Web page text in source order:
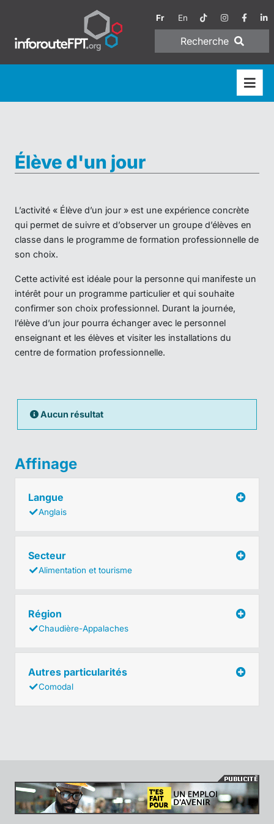
Fr En
Recherche
Élève d'un jour
L’activité « Élève d’un jour » est une expérience concrète
qui permet de suivre et d’observer un groupe d’élèves en
classe dans le programme de formation professionnelle de
son choix.
Cette activité est idéale pour la personne qui manifeste un
intérêt pour un programme particulier et qui souhaite
confirmer son choix professionnel. Durant la journée,
l’élève d’un jour pourra échanger avec le personnel
enseignant et les élèves et visiter les installations du
centre de formation professionnelle.
Aucun résultat
Affinage
Langue
Anglais
Secteur
Alimentation et tourisme
Région
Chaudière-Appalaches
Autres particularités
Comodal